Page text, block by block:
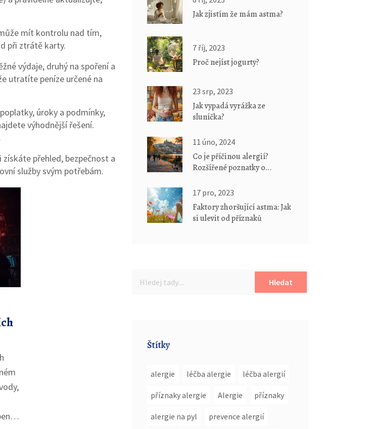
mít kontrolu nad tím,
při ztrátě karty.
výdaje, druhý na spoření a
utratíte peníze určené na
úroky a podmínky,
výhodnější řešení.
přehled, bezpečnost a
služby svým potřebám.
Jak zjistím že mám astma?
7 říj, 2023
Proč nejíst jogurty?
23 srp, 2023
Jak vypadá vyrážka ze
sluníčka?
11 úno, 2024
Co je příčinou alergií?
Rozšířené poznatky o
17 pro, 2023
Faktory zhoršující astma: Jak
si ulevit od příznaků
Hledat
Štítky
alergie léčba alergie léčba alergií
příznaky alergie Alergie příznaky
alergie na pyl prevence alergií